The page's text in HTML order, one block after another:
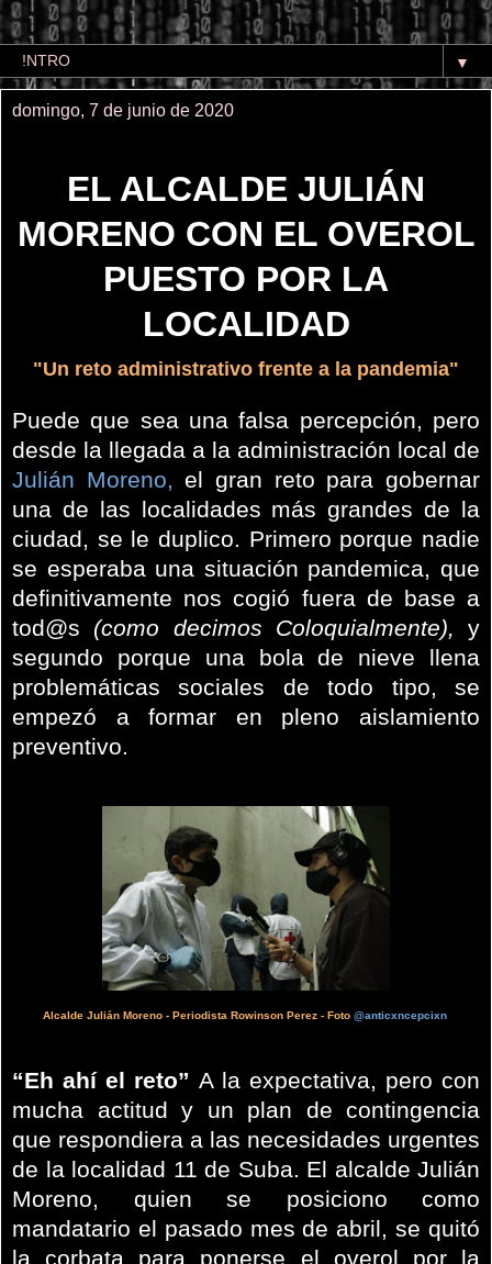
▼
domingo, 7 de junio de 2020
EL ALCALDE JULIÁN
MORENO CON EL OVEROL
PUESTO POR LA
LOCALIDAD
"Un reto administrativo frente a la pandemia"
Puede que sea una falsa percepción, pero
desde la llegada a la administración local de
Julián Moreno, el gran reto para gobernar
una de las localidades más grandes de la
ciudad, se le duplico. Primero porque nadie
se esperaba una situación pandemica, que
definitivamente nos cogió fuera de base a
tod@s (como decimos Coloquialmente), y
segundo porque una bola de nieve llena
problemáticas sociales de todo tipo, se
empezó a formar en pleno aislamiento
preventivo.
Alcalde Julián Moreno - Periodista Rowinson Perez - Foto@anticxncepcixn
“Eh ahí el reto” A la expectativa, pero con
mucha actitud y un plan de contingencia
que respondiera a las necesidades urgentes
de la localidad 11 de Suba. El alcalde Julián
Moreno, quien se posiciono como
mandatario el pasado mes de abril, se quitó
la corbata para ponerse el overol por la